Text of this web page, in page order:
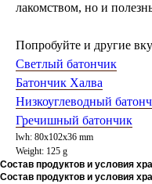
лакомством, но и
Попробуйте и другие
Светлый батончик
Батончик Халва
Низкоуглеводный
Гречишный батончик
lwh: 80x102x36 mm
Weight: 125 g
Состав продуктов и условия
Состав продуктов и условия